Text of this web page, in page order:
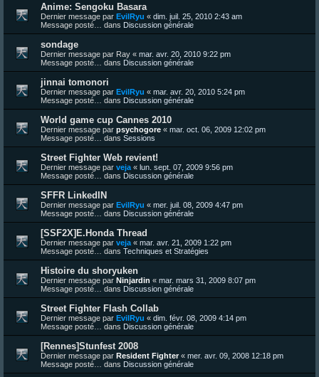
Anime: Sengoku Basara
Dernier message par EvilRyu « dim. juil. 25, 2010 2:43 am
Message posté… dans Discussion générale
sondage
Dernier message par Ray « mar. avr. 20, 2010 9:22 pm
Message posté… dans Discussion générale
jinnai tomonori
Dernier message par EvilRyu « mar. avr. 20, 2010 5:24 pm
Message posté… dans Discussion générale
World game cup Cannes 2010
Dernier message par psychogore « mar. oct. 06, 2009 12:02 pm
Message posté… dans Sessions
Street Fighter Web revient!
Dernier message par veja « lun. sept. 07, 2009 9:56 pm
Message posté… dans Discussion générale
SFFR LinkedIN
Dernier message par EvilRyu « mer. juil. 08, 2009 4:47 pm
Message posté… dans Discussion générale
[SSF2X]E.Honda Thread
Dernier message par veja « mar. avr. 21, 2009 1:22 pm
Message posté… dans Techniques et Stratégies
Histoire du shoryuken
Dernier message par Ninjardin « mar. mars 31, 2009 8:07 pm
Message posté… dans Discussion générale
Street Fighter Flash Collab
Dernier message par EvilRyu « dim. févr. 08, 2009 4:14 pm
Message posté… dans Discussion générale
[Rennes]Stunfest 2008
Dernier message par Resident Fighter« mer. avr. 09, 2008 12:18 pm
Message posté… dans Discussion générale